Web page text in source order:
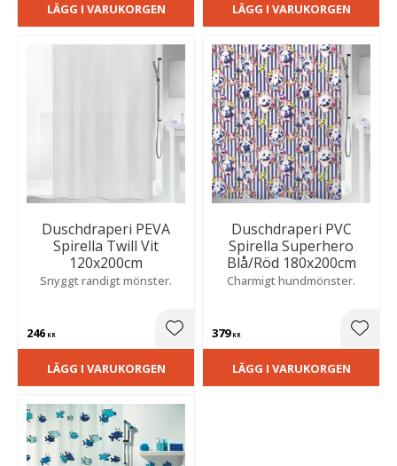
LÄGG I VARUKORGEN LÄGG I VARUKORGEN
Duschdraperi PEVA
Spirella Twill Vit
120x200cm
Snyggt randigt mönster.
246 KR Lägg till i favoriter
LÄGG I VARUKORGEN
Duschdraperi PVC
Spirella Superhero
Blå/Röd 180x200cm
Charmigt hundmönster.
379KR
LÄGG I VARUKORGEN